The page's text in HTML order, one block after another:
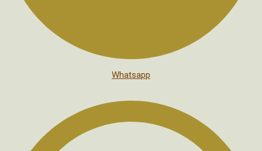
Whatsapp